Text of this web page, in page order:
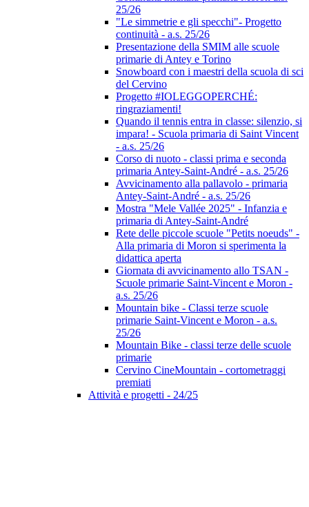
25/26
"Le simmetrie e gli specchi"- Progetto
continuità - a.s. 25/26
Presentazione della SMIM alle scuole
primarie di Antey e Torino
Snowboard con i maestri della scuola di sci
del Cervino
Progetto #IOLEGGOPERCHÉ:
ringraziamenti!
Quando il tennis entra in classe: silenzio, si
impara! - Scuola primaria di Saint Vincent
- a.s. 25/26
Corso di nuoto - classi prima e seconda
primaria Antey-Saint-André - a.s. 25/26
Avvicinamento alla pallavolo - primaria
Antey-Saint-André - a.s. 25/26
Mostra "Mele Vallée 2025" - Infanzia e
primaria di Antey-Saint-André
Rete delle piccole scuole "Petits noeuds" -
Alla primaria di Moron si sperimenta la
didattica aperta
Giornata di avvicinamento allo TSAN -
Scuole primarie Saint-Vincent e Moron -
a.s. 25/26
Mountain bike - Classi terze scuole
primarie Saint-Vincent e Moron - a.s.
25/26
Mountain Bike - classi terze delle scuole
primarie
Cervino CineMountain - cortometraggi
premiati
Attività e progetti - 24/25